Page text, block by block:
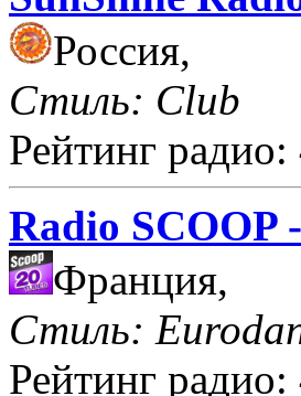
Россия,
Стиль: Club
Рейтинг радио:
Radio SCOOP
Франция,
Стиль:
Рейтинг радио: